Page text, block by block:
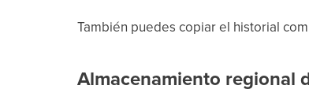
También puedes copiar el historial
Almacenamiento regional